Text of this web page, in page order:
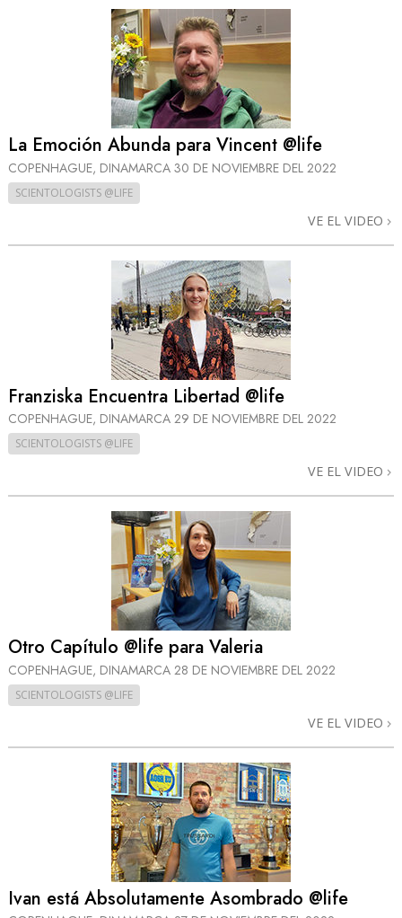
La Emoción Abunda para Vincent @life
COPENHAGUE, DINAMARCA 30 DE NOVIEMBRE DEL 2022
SCIENTOLOGISTS @LIFE
VE EL VIDEO
Franziska Encuentra Libertad @life
COPENHAGUE, DINAMARCA 29 DE NOVIEMBRE DEL 2022
SCIENTOLOGISTS @LIFE
VE EL VIDEO
Otro Capítulo @life para Valeria
COPENHAGUE, DINAMARCA 28 DE NOVIEMBRE DEL 2022
SCIENTOLOGISTS @LIFE
VE EL VIDEO
Ivan está Absolutamente Asombrado @life